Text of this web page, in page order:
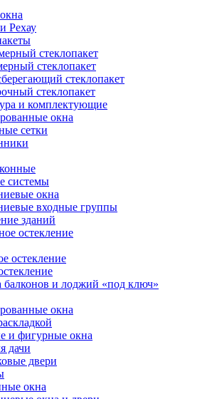
Рехау
стеклопакет
стеклопакет
стеклопакет
стеклопакет
и комплектующие
окна
сетки
системы
окна
входные группы
зданий
остекление
остекление
балконов и лоджий «под ключ»
окна
и фигурные окна
дачи
двери
окна